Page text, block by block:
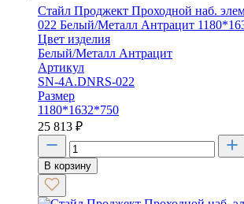
Стайл Проджект Проходной наб.
022 Белый/Металл Антрацит
Цвет изделия
Белый/Металл Антрацит
Артикул
SN-4A.DNRS-022
Размер
1180*1632*750
25 813 ₽
В корзину